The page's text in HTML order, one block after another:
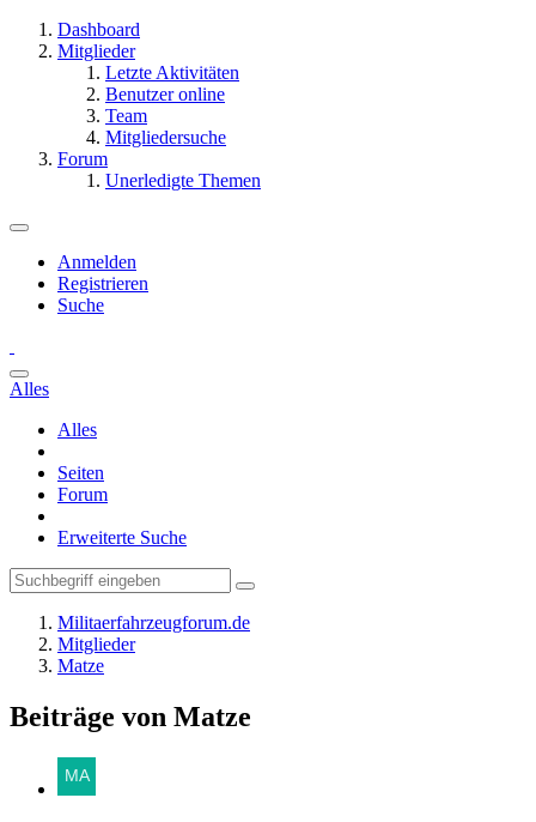
Dashboard
Mitglieder
Letzte Aktivitäten
Benutzer online
Team
Mitgliedersuche
Forum
Unerledigte Themen
Anmelden
Registrieren
Suche
Alles
Alles
Seiten
Forum
Erweiterte Suche
Militaerfahrzeugforum.de
Mitglieder
Matze
Beiträge von Matze